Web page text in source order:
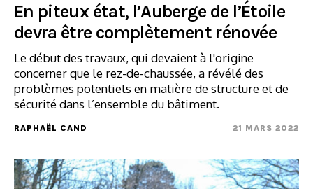
En piteux état, l’Auberge de l’Étoile
devra être complètement rénovée
Le début des travaux, qui devaient à l'origine
concerner que le rez-de-chaussée, a révélé des
problèmes potentiels en matière de structure et de
sécurité dans l’ensemble du bâtiment.
RAPHAËL CAND 21 MARS 2022